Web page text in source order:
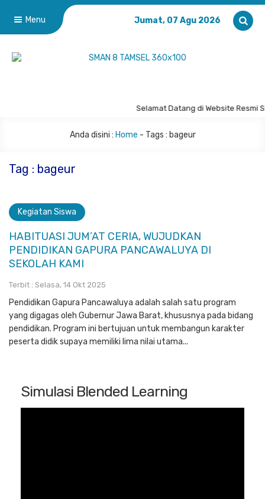
Menu Jumat, 07 Agu 2026
Selamat Datang di Website Resmi
Anda disini : Home - Tags : bageur
Tag : bageur
Kegiatan Siswa
HABITUASI JUM’AT CERIA, WUJUDKAN
PENDIDIKAN GAPURA PANCAWALUYA DI
SEKOLAH KAMI
Terbit : Selasa, 14 Okt 2025
Pendidikan Gapura Pancawaluya adalah salah satu program
yang digagas oleh Gubernur Jawa Barat, khususnya pada bidang
pendidikan. Program ini bertujuan untuk membangun karakter
peserta didik supaya memiliki lima nilai utama...
Simulasi Blended Learning